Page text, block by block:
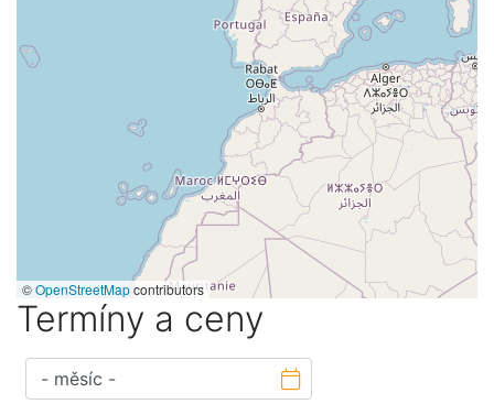
©OpenStreetMapcontributors
Termíny a ceny